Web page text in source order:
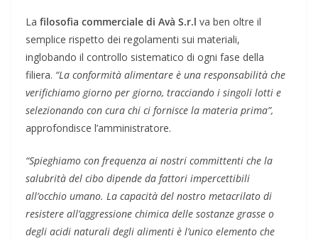
La filosofia commerciale di Avà S.r.l va ben oltre il
semplice rispetto dei regolamenti sui materiali,
inglobando il controllo sistematico di ogni fase della
filiera. “La conformità alimentare è una responsabilità che
verifichiamo giorno per giorno, tracciando i singoli lotti e
selezionando con cura chi ci fornisce la materia prima”,
approfondisce l’amministratore.
“Spieghiamo con frequenza ai nostri committenti che la
salubrità del cibo dipende da fattori impercettibili
all’occhio umano. La capacità del nostro metacrilato di
resistere all’aggressione chimica delle sostanze grasse o
degli acidi naturali degli alimenti è l’unico elemento che